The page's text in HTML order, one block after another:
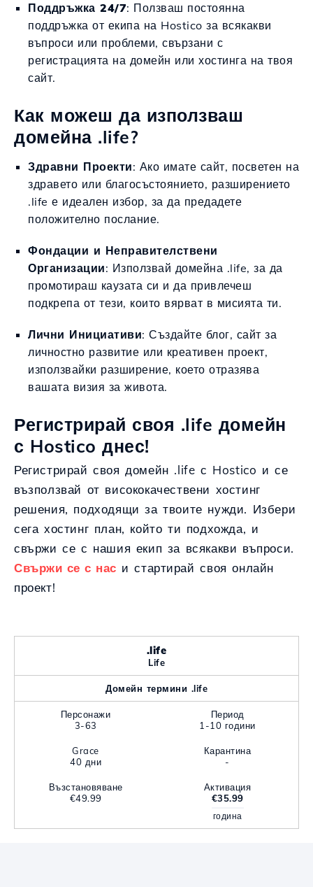
Поддръжка 24/7: Ползваш постоянна
поддръжка от екипа на Hostico за всякакви
въпроси или проблеми, свързани с
регистрацията на домейн или хостинга на твоя
сайт.
Как можеш да използваш
домейна .life?
Здравни Проекти: Ако имате сайт, посветен на
здравето или благосъстоянието, разширението
.life е идеален избор, за да предадете
положително послание.
Фондации и Неправителствени
Организации: Използвай домейна .life, за да
промотираш каузата си и да привлечеш
подкрепа от тези, които вярват в мисията ти.
Лични Инициативи: Създайте блог, сайт за
личностно развитие или креативен проект,
използвайки разширение, което отразява
вашата визия за живота.
Регистрирай своя .life домейн
с Hostico днес!
Регистрирай своя домейн .life с Hostico и се
възползвай от висококачествени хостинг
решения, подходящи за твоите нужди. Избери
сега хостинг план, който ти подхожда, и
свържи се с нашия екип за всякакви въпроси.
Свържи се с нас и стартирай своя онлайн
проект!
.life
Life
Домейн термини .life
Персонажи
3-63
Период
1-10 години
Grace
40 дни
Карантина
-
Възстановяване
€49.99
Активация
€35.99
година